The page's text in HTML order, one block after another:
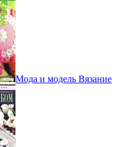
Мода и модель Вязание